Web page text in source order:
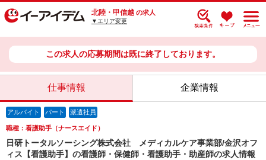
北陸・甲信越 の求人
▼エリア変更
この求人の応募期間は既に終了しております。
仕事情報 企業情報
アルバイト パート 派遣社員
職種：看護助手（ナースエイド）
日研トータルソーシング株式会社 メディカルケア事業部/金沢オフ
ィス【看護助手】の看護師・保健師・看護助手・助産師の求人情報